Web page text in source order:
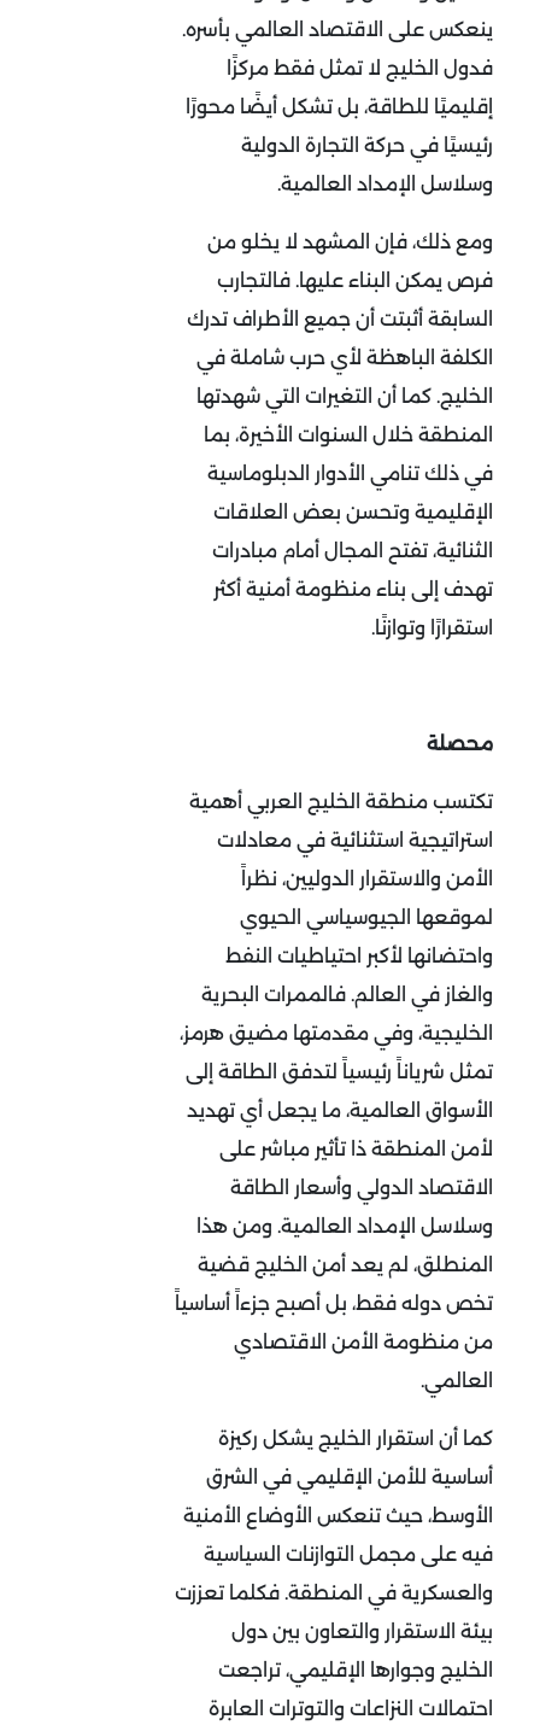
ينعكس على الاقتصاد العالمي بأسره.
فدول الخليج لا تمثل فقط مركزًا
إقليميًا للطاقة، بل تشكل أيضًا محورًا
رئيسيًا في حركة التجارة الدولية
وسلاسل الإمداد العالمية.
ومع ذلك، فإن المشهد لا يخلو من
فرص يمكن البناء عليها. فالتجارب
السابقة أثبتت أن جميع الأطراف تدرك
الكلفة الباهظة لأي حرب شاملة في
الخليج. كما أن التغيرات التي شهدتها
المنطقة خلال السنوات الأخيرة، بما
في ذلك تنامي الأدوار الدبلوماسية
الإقليمية وتحسن بعض العلاقات
الثنائية، تفتح المجال أمام مبادرات
تهدف إلى بناء منظومة أمنية أكثر
استقرارًا وتوازنًا.
محصلة
تكتسب منطقة الخليج العربي أهمية
استراتيجية استثنائية في معادلات
الأمن والاستقرار الدوليين، نظراً
لموقعها الجيوسياسي الحيوي
واحتضانها لأكبر احتياطيات النفط
والغاز في العالم. فالممرات البحرية
الخليجية، وفي مقدمتها مضيق هرمز،
تمثل شرياناً رئيسياً لتدفق الطاقة إلى
الأسواق العالمية، ما يجعل أي تهديد
لأمن المنطقة ذا تأثير مباشر على
الاقتصاد الدولي وأسعار الطاقة
وسلاسل الإمداد العالمية. ومن هذا
المنطلق، لم يعد أمن الخليج قضية
تخص دوله فقط، بل أصبح جزءاً أساسياً
من منظومة الأمن الاقتصادي
العالمي.
كما أن استقرار الخليج يشكل ركيزة
أساسية للأمن الإقليمي في الشرق
الأوسط، حيث تنعكس الأوضاع الأمنية
فيه على مجمل التوازنات السياسية
والعسكرية في المنطقة. فكلما تعززت
بيئة الاستقرار والتعاون بين دول
الخليج وجوارها الإقليمي، تراجعت
احتمالات النزاعات والتوترات العابرة